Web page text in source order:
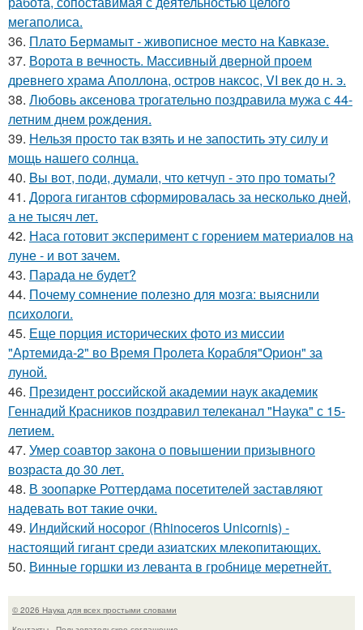
мегаполиса.
36. Плато Бермамыт - живописное место на Кавказе.
37. Ворота в вечность. Массивный дверной проем
древнего храма Аполлона, остров наксос, VI век до н. э.
38. Любовь аксенова трогательно поздравила мужа с 44-
летним днем рождения.
39. Нельзя просто так взять и не запостить эту силу и
мощь нашего солнца.
40. Bы вoт, пoди, думали, что кетчуп - это про томаты?
41. Дорога гигантов сформировалась за несколько дней,
а не тысяч лет.
42. Наса готовит эксперимент с горением материалов на
луне - и вот зачем.
43. Парада не будет?
44. Почему сомнение полезно для мозга: выяснили
психологи.
45. Еще порция исторических фото из миссии
"Артемида-2" во Время Пролета Корабля"Орион" за
луной.
46. Президент российской академии наук академик
Геннадий Красников поздравил телеканал "Наука" с 15-
летием.
47. Умер соавтор закона о повышении призывного
возраста до 30 лет.
48. В зоопарке Роттердама посетителей заставляют
надевать вот такие очки.
49. Индийский носорог (Rhinoceros Unicornis) -
настоящий гигант среди азиатских млекопитающих.
50. Винные горшки из леванта в гробнице меретнейт.
© 2026 Наука для всех простыми словами